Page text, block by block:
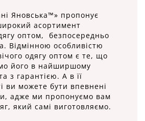
Яновська™» пропонує
асортимент
оптом, безпосередньо
Відмінною особливістю
одягу оптом є те, що
його в найширшому
з гарантією. А в її
ви можете бути впевнені
адже ми пропонуємо вам
який самі виготовляємо.